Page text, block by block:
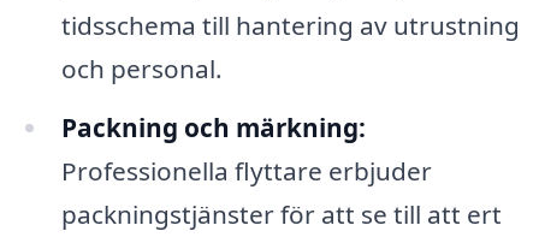
tidsschema till hantering av utrustning
och personal.
Packning och märkning:
Professionella flyttare erbjuder
packningstjänster för att se till att ert